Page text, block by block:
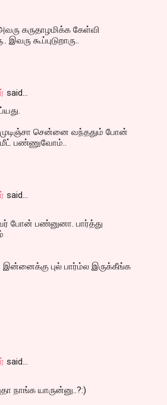
கருதாழமிக்க கேள்வி
இவரு கூப்புடுறாரு..
said…
சென்னை வந்ததும் போன்
பண்ணுவோம்..
said…
போன் பண்னுனா. பார்த்து
புல் பார்ம்ல இருக்கீங்க
said…
நாங்க யாருன்னு..?:)